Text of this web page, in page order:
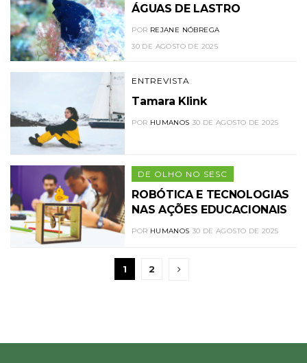
ÁGUAS DE LASTRO
POR REJANE NÓBREGA
30 DE AGOSTO DE 2025
ENTREVISTA
Tamara Klink
POR HUMANOS 30 DE AGOSTO DE 2025
DE OLHO NO SESC
ROBÓTICA E TECNOLOGIAS
NAS AÇÕES EDUCACIONAIS
POR HUMANOS 30 DE AGOSTO DE 2025
1 2